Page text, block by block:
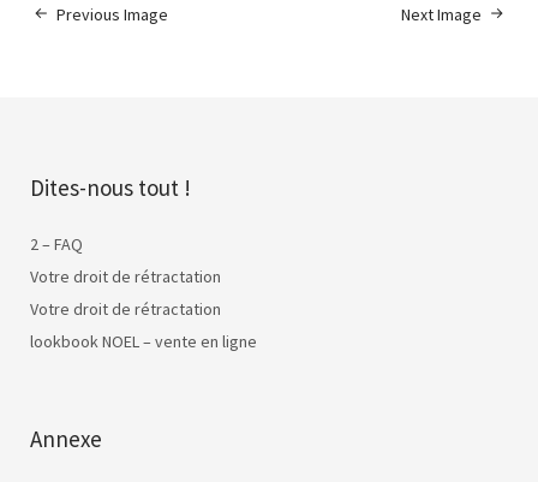
Next Image
Previous Image
Dites-nous tout !
2 – FAQ
Votre droit de rétractation
Votre droit de rétractation
lookbook NOEL – vente en ligne
Annexe